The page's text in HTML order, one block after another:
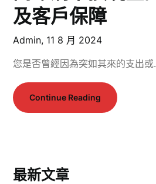
及客戶保障
Admin, 11 8 月 2024
您是否曾經因為突如其來的支出
Continue Reading
最新文章